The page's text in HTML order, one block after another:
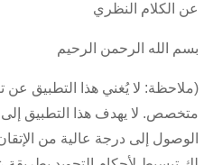
عن الكلام النظري
بسم الله الرحمن الرحيم
(ملاحظة: لا يُغني هذا التطبيق عن
متخصص. لا يهدف هذا التطبيق إلى
الوصول إلى درجة عالية من